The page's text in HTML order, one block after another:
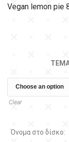
Vegan lemon pie
Clear
Όνομα στο δίσκο: